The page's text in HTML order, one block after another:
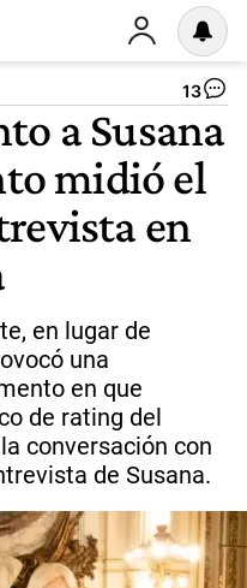
13
a Susana
midió el
en
en lugar de
una
en que
de rating del
conversación con
de Susana.